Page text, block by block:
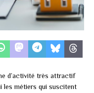
d’activité très attractif
les métiers qui suscitent